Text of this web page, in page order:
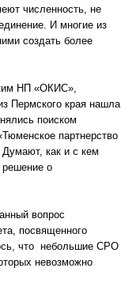
численность, не
И многие из
создать более
НП «ОКИС»,
Пермского края нашла
поиском
партнерство
как и с кем
о
вопрос
посвященного
что небольшие СРО
невозможно